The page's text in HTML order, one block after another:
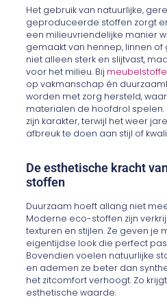
Het gebruik van natuurlijke,
geproduceerde stoffen zorgt
een milieuvriendelijke manier
gemaakt van hennep, linnen
niet alleen sterk en slijtvast,
voor het milieu. Bij
op vakmanschap én
worden met zorg hersteld,
materialen de hoofdrol spelen.
zijn karakter, terwijl het weer
afbreuk te doen aan stijl of
De esthetische kracht
stoffen
Duurzaam hoeft allang niet
Moderne eco-stoffen zijn
texturen en stijlen. Ze geven je
eigentijdse look die perfect
Bovendien voelen natuurlijke
en ademen ze beter dan
het zitcomfort verhoogt. Zo
esthetische waarde.